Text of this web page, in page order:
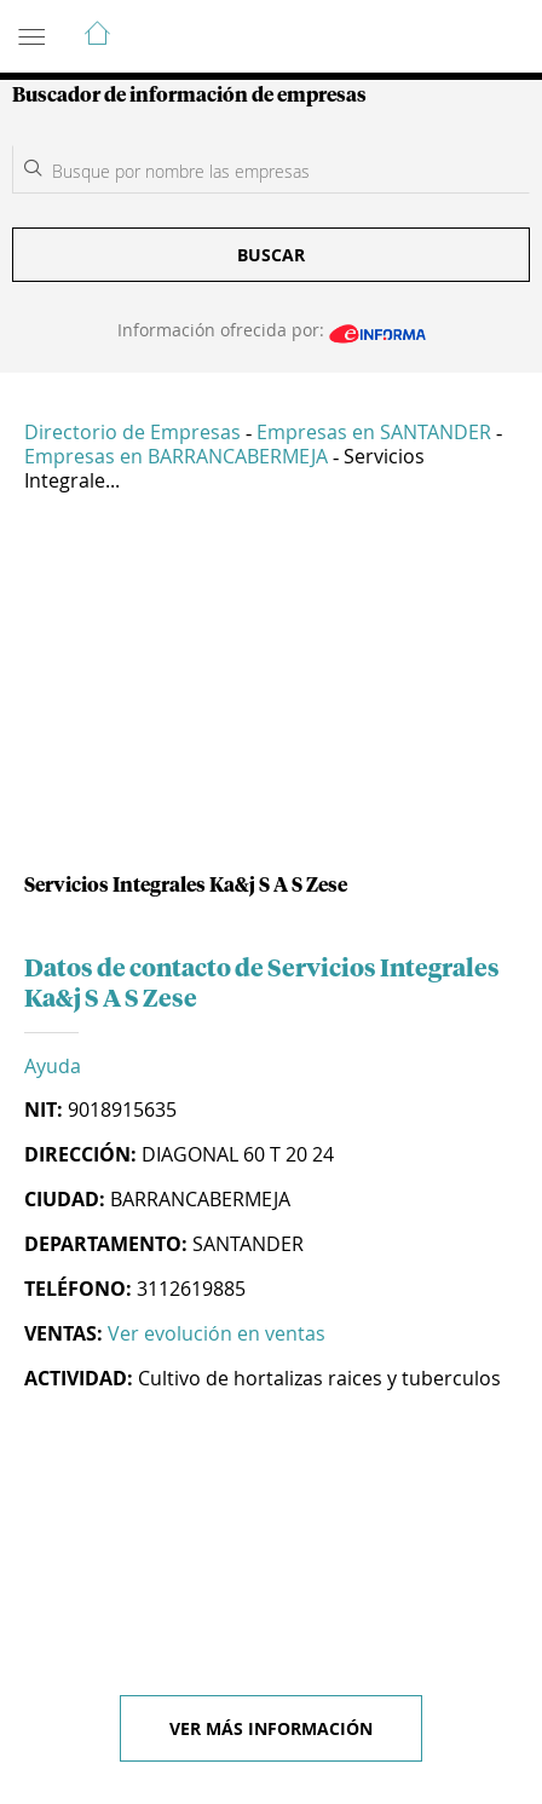
Guía de Empresas Colombianas
Buscador de información de empresas
BUSCAR
Información ofrecida por:
Directorio de Empresas - Empresas en SANTANDER -
Empresas en BARRANCABERMEJA - Servicios
Integrale...
Servicios Integrales Ka&j S A S Zese
Datos de contacto de Servicios Integrales
Ka&j S A S Zese
Ayuda
NIT: 9018915635
DIRECCIÓN: DIAGONAL 60 T 20 24
CIUDAD: BARRANCABERMEJA
DEPARTAMENTO: SANTANDER
TELÉFONO: 3112619885
VENTAS: Ver evolución en ventas
ACTIVIDAD: Cultivo de hortalizas raices y tuberculos
VER MÁS INFORMACIÓN